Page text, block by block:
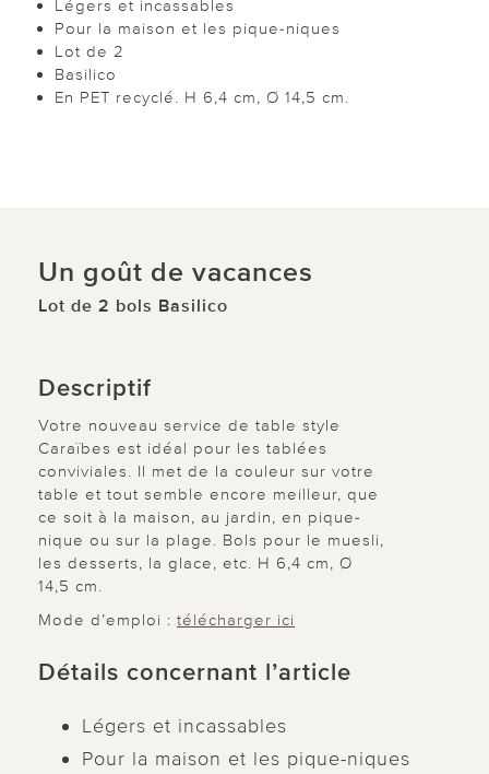
Légers et incassables
Pour la maison et les pique-niques
Lot de 2
Basilico
En PET recyclé. H 6,4 cm, Ø 14,5 cm.
Un goût de vacances
Lot de 2 bols Basilico
Descriptif
Votre nouveau service de table style
Caraïbes est idéal pour les tablées
conviviales. Il met de la couleur sur votre
table et tout semble encore meilleur, que
ce soit à la maison, au jardin, en pique-
nique ou sur la plage. Bols pour le muesli,
les desserts, la glace, etc. H 6,4 cm, Ø
14,5 cm.
Mode d’emploi : télécharger ici
Détails concernant l’article
Légers et incassables
Pour la maison et les pique-niques